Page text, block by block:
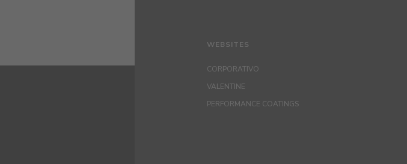
WEBSITES
CORPORATIVO
VALENTINE
PERFORMANCE COATINGS